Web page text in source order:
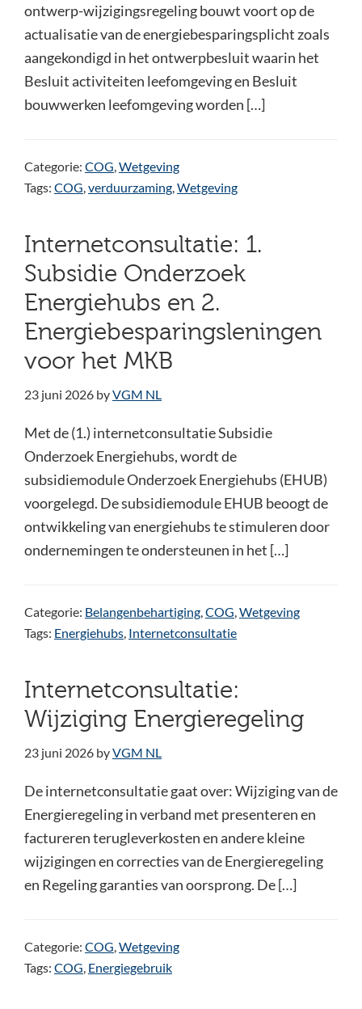
ontwerp-wijzigingsregeling bouwt voort op de
actualisatie van de energiebesparingsplicht zoals
aangekondigd in het ontwerpbesluit waarin het
Besluit activiteiten leefomgeving en Besluit
bouwwerken leefomgeving worden […]
Categorie: COG,Wetgeving
Tags: COG,verduurzaming,Wetgeving
Internetconsultatie: 1.
Subsidie Onderzoek
Energiehubs en 2.
Energiebesparingsleningen
voor het MKB
23 juni 2026 byVGM NL
Met de (1.) internetconsultatie Subsidie
Onderzoek Energiehubs, wordt de
subsidiemodule Onderzoek Energiehubs (EHUB)
voorgelegd. De subsidiemodule EHUB beoogt de
ontwikkeling van energiehubs te stimuleren door
ondernemingen te ondersteunen in het […]
Categorie: Belangenbehartiging,COG,Wetgeving
Tags: Energiehubs, Internetconsultatie
Internetconsultatie:
Wijziging Energieregeling
23 juni 2026 byVGM NL
De internetconsultatie gaat over: Wijziging van de
Energieregeling in verband met presenteren en
factureren terugleverkosten en andere kleine
wijzigingen en correcties van de Energieregeling
en Regeling garanties van oorsprong. De […]
Categorie: COG,Wetgeving
Tags: COG, Energiegebruik